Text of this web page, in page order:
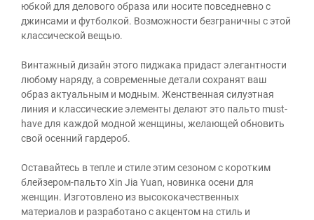
юбкой для делового образа или носите повседневно с
джинсами и футболкой. Возможности безграничны с этой
классической вещью.
Винтажный дизайн этого пиджака придаст элегантности
любому наряду, а современные детали сохранят ваш
образ актуальным и модным. Женственная силуэтная
линия и классические элементы делают это пальто must-
have для каждой модной женщины, желающей обновить
свой осенний гардероб.
Оставайтесь в тепле и стиле этим сезоном с коротким
блейзером-пальто Xin Jia Yuan, новинка осени для
женщин. Изготовлено из высококачественных
материалов и разработано с акцентом на стиль и